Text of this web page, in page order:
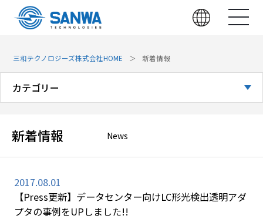
三和テクノロジーズ株式会社HOME 新着情報
カテゴリー
展示会
技術・製品
新着情報 News
2017.08.01
【Press更新】データセンター向けLC形光検出透明アダ
プタの事例をUPしました!!